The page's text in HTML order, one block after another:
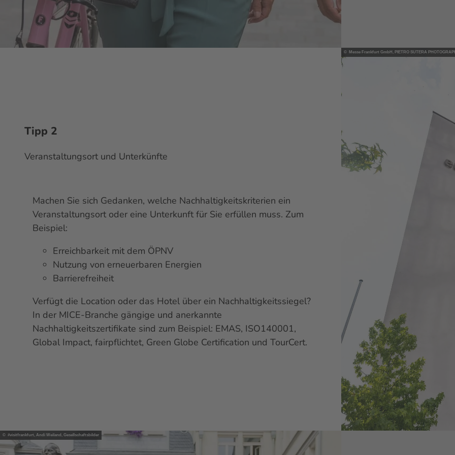
Tipp 2
Veranstaltungsort und Unterkünfte
Machen Sie sich Gedanken, welche Nachhaltigkeitskriterien ein
Veranstaltungsort oder eine Unterkunft für Sie erfüllen muss. Zum
Beispiel:
Erreichbarkeit mit dem ÖPNV
Nutzung von erneuerbaren Energien
Barrierefreiheit
Verfügt die Location oder das Hotel über ein Nachhaltigkeitssiegel?
In der MICE-Branche gängige und anerkannte
Nachhaltigkeitszertifikate sind zum Beispiel: EMAS, ISO140001,
Global Impact, fairpflichtet, Green Globe Certification und TourCert.
© Messe Frankfurt GmbH, PIETRO SUTERA
© #visitfrankfurt, Andi Weiland, Gesellschaftsbilder